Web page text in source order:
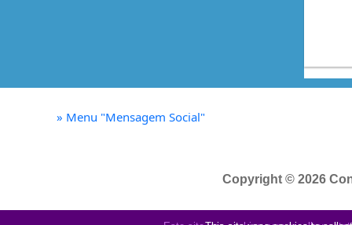
» Menu "Mensagem Social"
Copyright © 2026